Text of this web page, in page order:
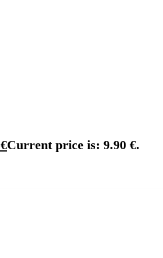
€Current price is: 9.90 €.